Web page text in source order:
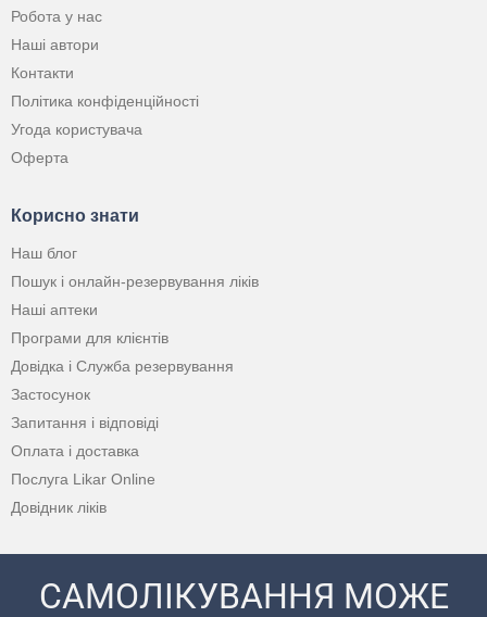
Робота у нас
Наші автори
Контакти
Політика конфіденційності
Угода користувача
Оферта
Корисно знати
Наш блог
Пошук і онлайн-резервування ліків
Наші аптеки
Програми для клієнтів
Довідка і Служба резервування
Застосунок
Запитання і відповіді
Оплата і доставка
Послуга Likar Online
Довідник ліків
САМОЛІКУВАННЯ МОЖЕ